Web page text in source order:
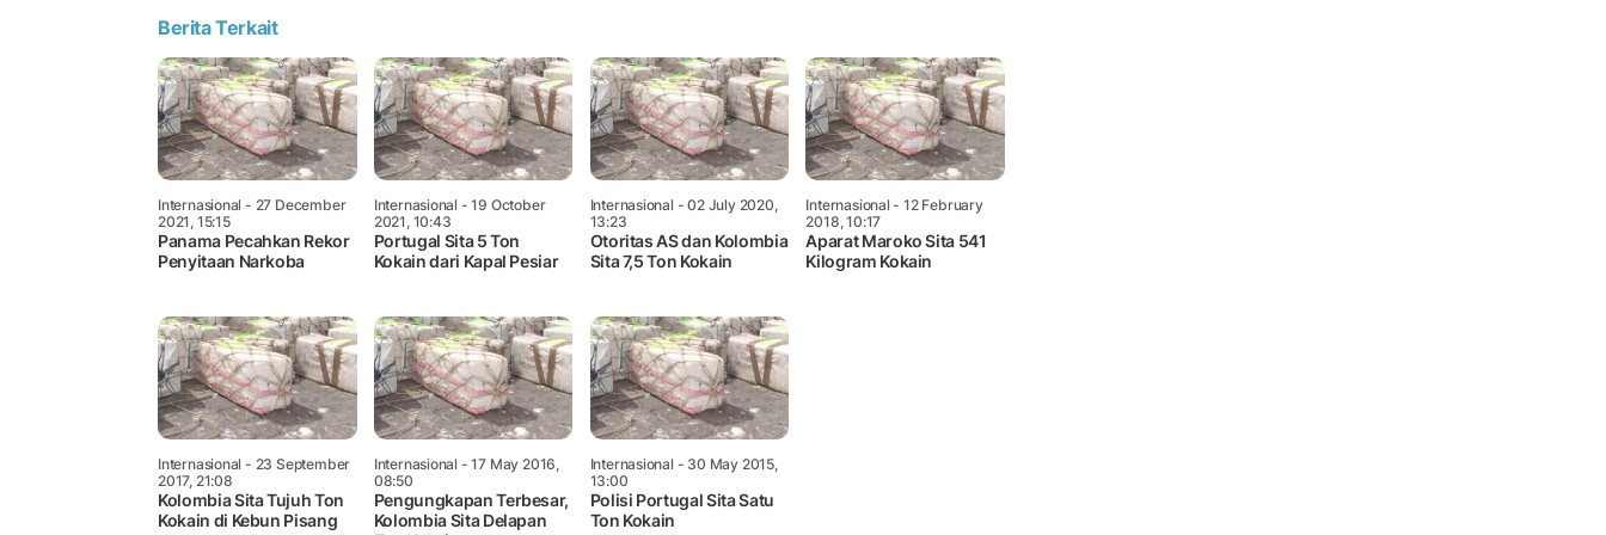
Berita Terkait
Internasional - 27 December
2021, 15:15
Panama Pecahkan Rekor
Penyitaan Narkoba
Internasional - 19 October
2021, 10:43
Portugal Sita 5 Ton
Kokain dari Kapal Pesiar
Internasional - 02 July 2020,
13:23
Otoritas AS dan Kolombia
Sita 7,5 Ton Kokain
Internasional - 12 February
2018, 10:17
Aparat Maroko Sita 541
Kilogram Kokain
Internasional - 23 September
2017, 21:08
Kolombia Sita Tujuh Ton
Kokain di Kebun Pisang
Internasional - 17 May 2016,
08:50
Pengungkapan Terbesar,
Kolombia Sita Delapan
Internasional - 30 May 2015,
13:00
Polisi Portugal Sita Satu
Ton Kokain